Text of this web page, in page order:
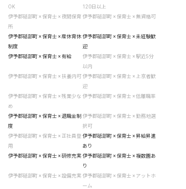
OK
120日以上
伊予郡砥部町 × 保育士 × 夜間保育
所
伊予郡砥部町 × 保育士 × 無資格可
伊予郡砥部町 × 保育士 × 産休育休
制度
伊予郡砥部町 × 保育士 × 未経験歓
迎
伊予郡砥部町 × 保育士 × 有給
伊予郡砥部町 × 保育士 × 駅近5分
以内
伊予郡砥部町 × 保育士 × 扶養内可伊予郡砥部町 × 保育士 × 上京者歓
迎
伊予郡砥部町 × 保育士 × 残業少な
め
伊予郡砥部町 × 保育士 × 低離職率
伊予郡砥部町 × 保育士 × 退職金制
度
伊予郡砥部町 × 保育士 × 勤務地選
択可
伊予郡砥部町 × 保育士 × 正社員登
用
伊予郡砥部町 × 保育士 × 昇給昇進
あり
伊予郡砥部町 × 保育士 × 研修充実伊予郡砥部町 × 保育士 × 複数園あ
り
伊予郡砥部町 × 保育士 × 設備充実伊予郡砥部町 × 保育士 × アットホ
ーム